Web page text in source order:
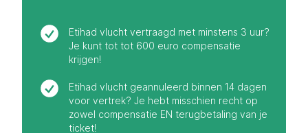
Etihad vlucht vertraagd met minstens 3 uur?
Je kunt tot tot 600 euro compensatie
krijgen!
Etihad vlucht geannuleerd binnen 14 dagen
voor vertrek? Je hebt misschien recht op
zowel compensatie EN terugbetaling van je
ticket!